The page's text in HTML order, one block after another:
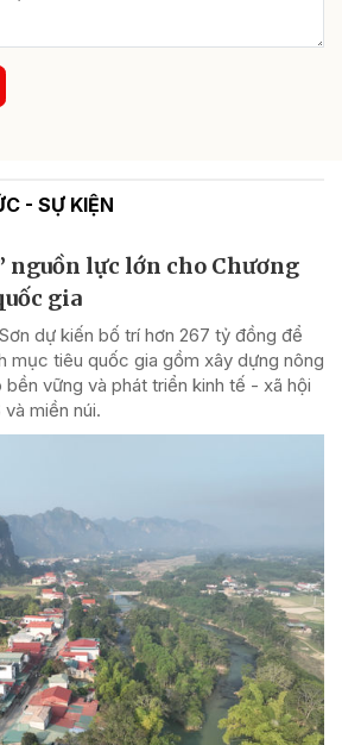
- SỰ KIỆN
nguồn lực lớn cho Chương
gia
dự kiến bố trí hơn 267 tỷ đồng để
mục tiêu quốc gia gồm xây dựng nông
vững và phát triển kinh tế - xã hội
miền núi.